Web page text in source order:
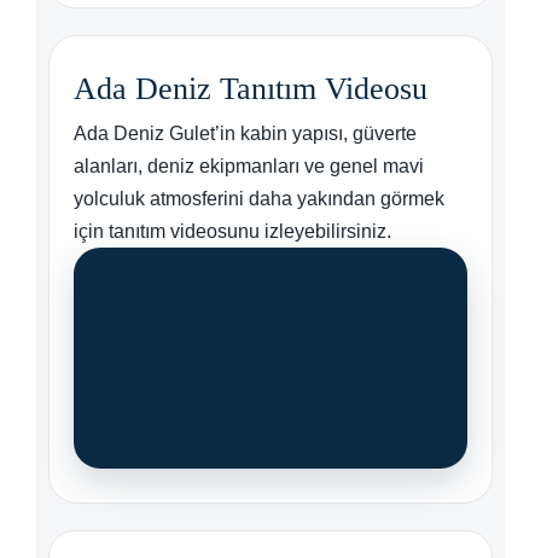
Ada Deniz Tanıtım Videosu
Ada Deniz Gulet’in kabin yapısı, güverte
alanları, deniz ekipmanları ve genel mavi
yolculuk atmosferini daha yakından görmek
için tanıtım videosunu izleyebilirsiniz.